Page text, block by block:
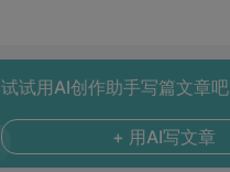
试试用AI创作助手写篇文章吧
+ 用AI写文章